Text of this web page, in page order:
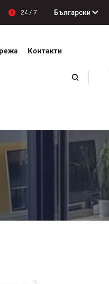
24 / 7 Български
Контакти